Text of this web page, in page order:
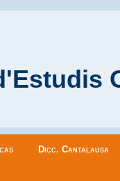
Dicc. Cantalausa